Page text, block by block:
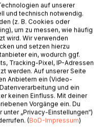
sich auf den
Doch Lehrer Löffelknick
in der Nacht die
wollen aber
und begeben sich
auf unserer
und technisch notwendig.
(z. B. Cookies oder
um zu messen, wie häufig
wird. Wir verwenden
und setzen hierzu
ein, wodurch ggf.
Tracking-Pixel, IP-Adressen
werden. Auf unserer Seite
Anbietern ein (Video-
und ein
keinen Einfluss. Mit deiner
Vorgänge ein. Du
„Privacy-Einstellungen“)
(BoD-Impressum)